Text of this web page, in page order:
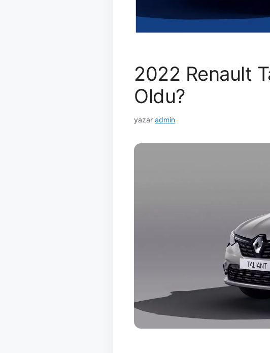
2022 Renault
Oldu?
yazar admin